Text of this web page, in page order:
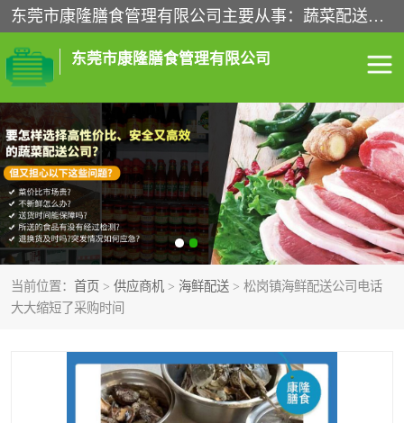
东莞市康隆膳食管理有限公司主要从事：蔬菜配送、食堂承包、企业工厂食堂承包、机关单位食堂承包、调味品配送、粮油配送、干货配送、副食配送、水果配送、海鲜配送等业务，东莞蔬菜配送电话，咨询在线客服。
东莞市康隆膳食管理有限公司
当前位置： 首页 > 供应商机 > 海鲜配送 > 松岗镇海鲜配送公司电话
大大缩短了采购时间
食堂承包 蔬菜配送
粮油配送 鲜肉配送
海鲜配送 食材配送
调料配送 企业工厂食堂承包
副食配送